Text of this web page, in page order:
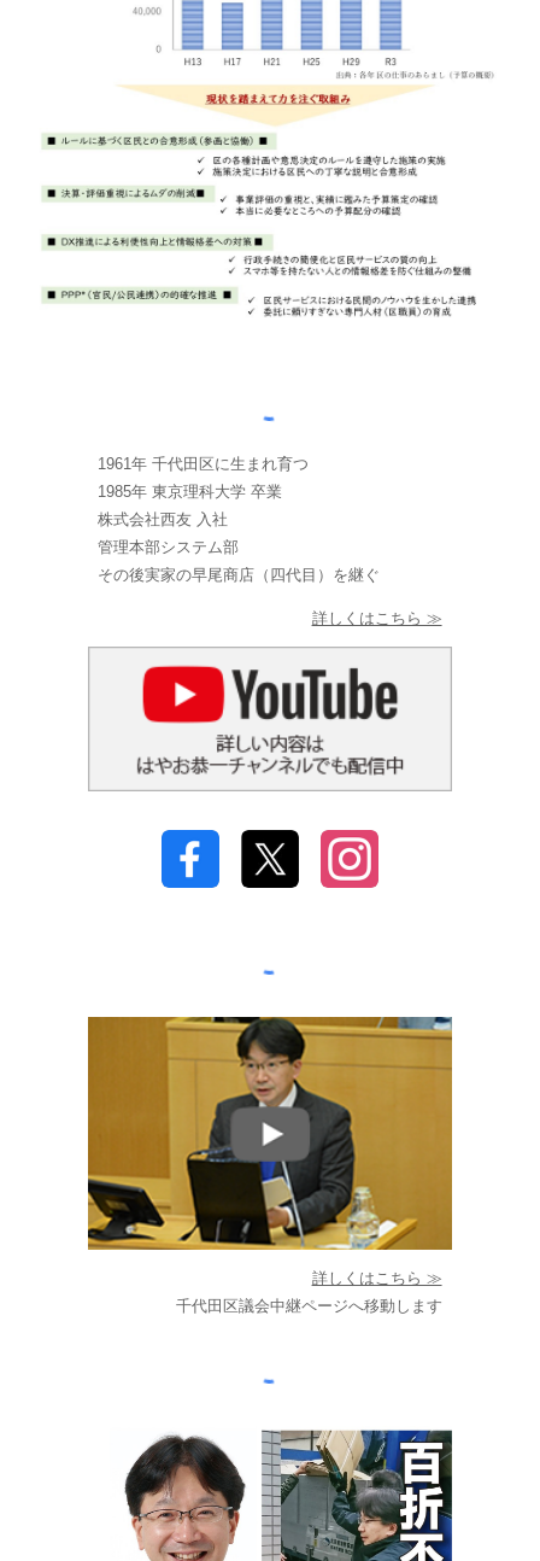
1961年 千代田区に生まれ育つ
1985年 東京理科大学 卒業
株式会社西友 入社
管理本部システム部
その後実家の早尾商店（四代目）を継ぐ
詳しくはこちら ≫
詳しくはこちら ≫
千代田区議会中継ページへ移動します